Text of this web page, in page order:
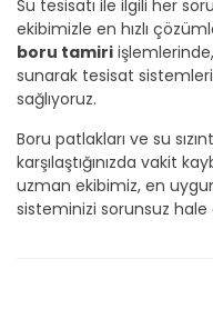
Su tesisatı ile ilgili her
ekibimizle en hızlı
boru tamiri
sunarak tesisat
sağlıyoruz.
Boru patlakları ve su
karşılaştığınızda vakit
uzman ekibimiz, en
sisteminizi sorunsuz hale